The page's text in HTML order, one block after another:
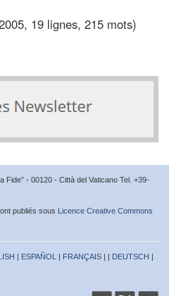
19 lignes, 215 mots)
Fide” - 00120 - Città del Vaticano Tel. +39-
publiés sous Licence Creative Commons
| ESPAÑOL | FRANÇAIS | | DEUTSCH |